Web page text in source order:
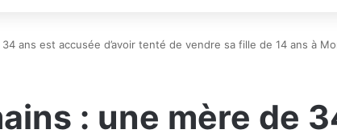
ans est accusée d’avoir tenté de vendre sa fille de 14 ans à
: une mère de